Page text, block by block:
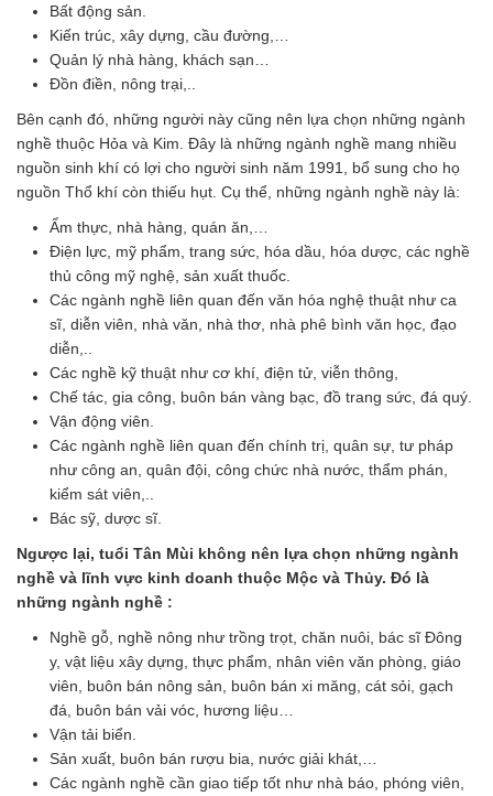
Bất động sản.
Kiến trúc, xây dựng, cầu đường,…
Quản lý nhà hàng, khách sạn…
Đồn điền, nông trại,..
Bên cạnh đó, những người này cũng nên lựa chọn những ngành
nghề thuộc Hỏa và Kim. Đây là những ngành nghề mang nhiều
nguồn sinh khí có lợi cho người sinh năm 1991, bổ sung cho họ
nguồn Thổ khí còn thiếu hụt. Cụ thể, những ngành nghề này là:
Ẩm thực, nhà hàng, quán ăn,…
Điện lực, mỹ phẩm, trang sức, hóa dầu, hóa dược, các nghề
thủ công mỹ nghệ, sản xuất thuốc.
Các ngành nghề liên quan đến văn hóa nghệ thuật như ca
sĩ, diễn viên, nhà văn, nhà thơ, nhà phê bình văn học, đạo
diễn,..
Các nghề kỹ thuật như cơ khí, điện tử, viễn thông,
Chế tác, gia công, buôn bán vàng bạc, đồ trang sức, đá quý.
Vận động viên.
Các ngành nghề liên quan đến chính trị, quân sự, tư pháp
như công an, quân đội, công chức nhà nước, thẩm phán,
kiểm sát viên,..
Bác sỹ, dược sĩ.
Ngược lại, tuổi Tân Mùi không nên lựa chọn những ngành
nghề và lĩnh vực kinh doanh thuộc Mộc và Thủy. Đó là
những ngành nghề :
Nghề gỗ, nghề nông như trồng trọt, chăn nuôi, bác sĩ Đông
y, vật liệu xây dựng, thực phẩm, nhân viên văn phòng, giáo
viên, buôn bán nông sản, buôn bán xi măng, cát sỏi, gạch
đá, buôn bán vải vóc, hương liệu…
Vận tải biển.
Sản xuất, buôn bán rượu bia, nước giải khát,…
Các ngành nghề cần giao tiếp tốt như nhà báo, phóng viên,